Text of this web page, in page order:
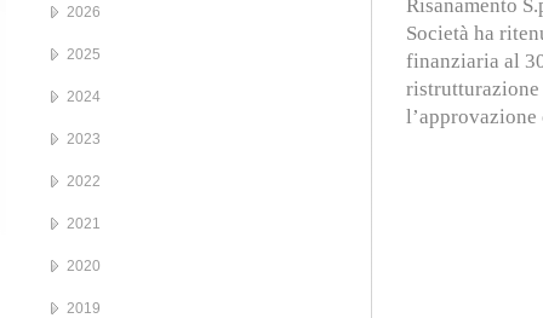
Risanamento
Società ha
finanziaria al
ristrutturazione
l’approvazione
2026
2025
2024
2023
2022
2021
2020
2019